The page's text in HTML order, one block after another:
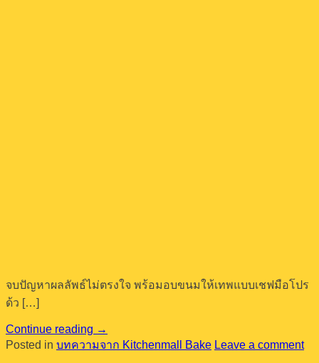
จบปัญหาผลลัพธ์ไม่ตรงใจ พร้อมอบขนมให้เทพแบบเชฟมือโปร
ด้ว […]
Continue reading →
Posted in บทความจาก Kitchenmall Bake Leave a comment